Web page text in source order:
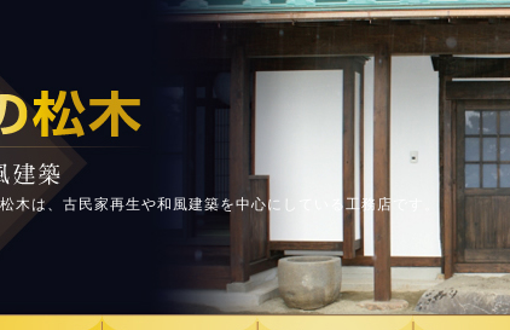
木は、古民家再生や和風建築を中心にしている工務店です。